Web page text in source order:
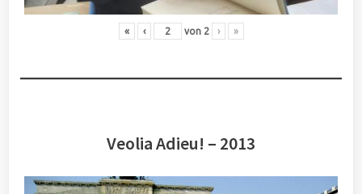
« ‹ von 2 › »
Veolia Adieu! – 2013